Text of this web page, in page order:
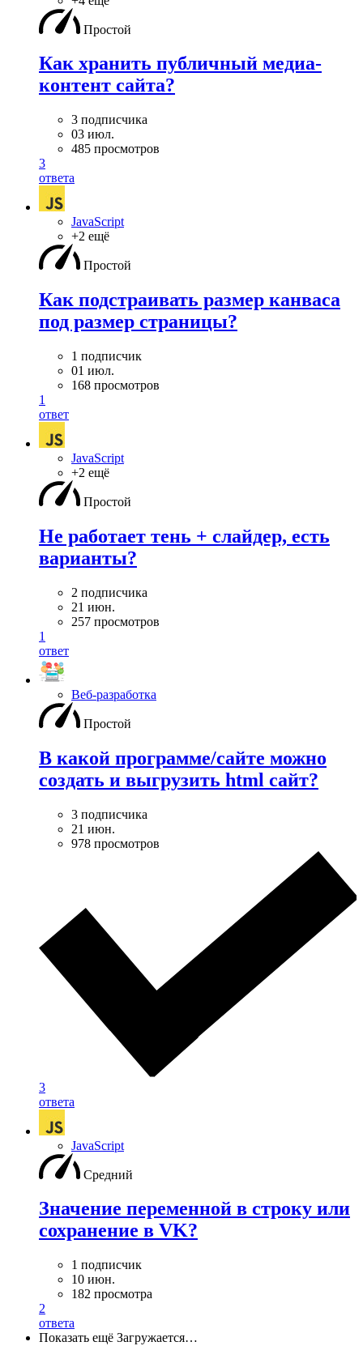
Простой
Как хранить публичный медиа-
контент сайта?
3 подписчика
03 июл.
485 просмотров
3
ответа
JavaScript
+2 ещё
Простой
Как подстраивать размер канваса
под размер страницы?
1 подписчик
01 июл.
168 просмотров
1
ответ
JavaScript
+2 ещё
Простой
Не работает тень + слайдер, есть
варианты?
2 подписчика
21 июн.
257 просмотров
1
ответ
Веб-разработка
Простой
В какой программе/сайте можно
создать и выгрузить html сайт?
3 подписчика
21 июн.
978 просмотров
3
ответа
JavaScript
Средний
Значение переменной в строку или
сохранение в VK?
1 подписчик
10 июн.
182 просмотра
2
ответа
Показать ещё Загружается…